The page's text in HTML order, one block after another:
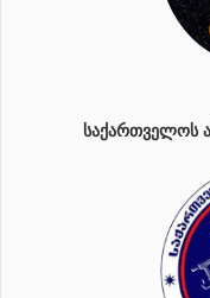
ᲡᲐᲥᲐᲠᲗᲕᲔᲚᲝᲡ